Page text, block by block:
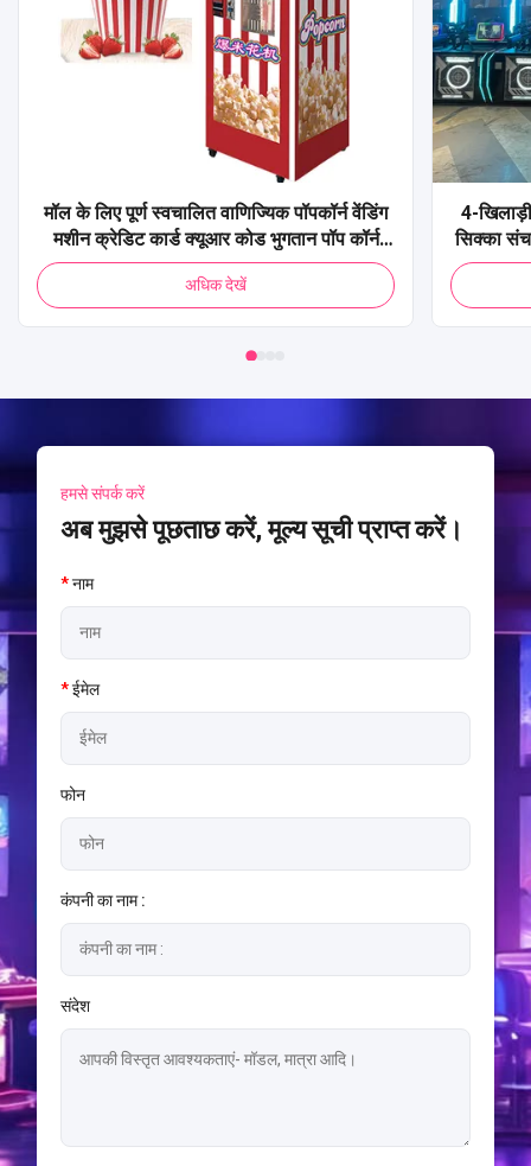
मॉल के लिए पूर्ण स्वचालित वाणिज्यिक पॉपकॉर्न वेंडिंग
मशीन क्रेडिट कार्ड क्यूआर कोड भुगतान पॉप कॉर्न
वेंडिंग मशीन
अधिक देखें
4-
सिक्का
शूटिंग
हमसे संपर्क करें
अब मुझसे पूछताछ करें, मूल्य सूची प्राप्त करें।
*नाम
*ईमेल
फोन
कंपनी का नाम :
संदेश